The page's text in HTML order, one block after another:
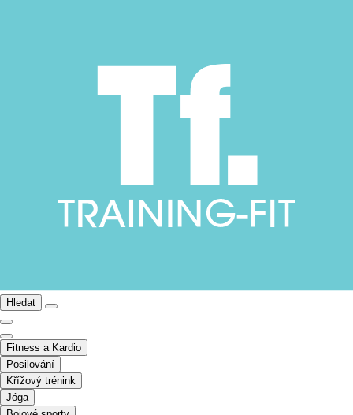
Hledat
Fitness a Kardio
Posilování
Křížový trénink
Jóga